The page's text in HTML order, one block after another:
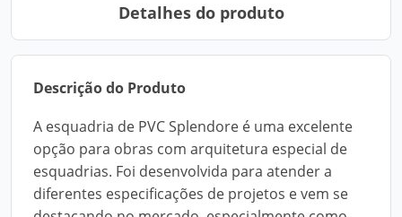
Detalhes do produto
Descrição do Produto
A esquadria de PVC Splendore é uma excelente
opção para obras com arquitetura especial de
esquadrias. Foi desenvolvida para atender a
diferentes especificações de projetos e vem se